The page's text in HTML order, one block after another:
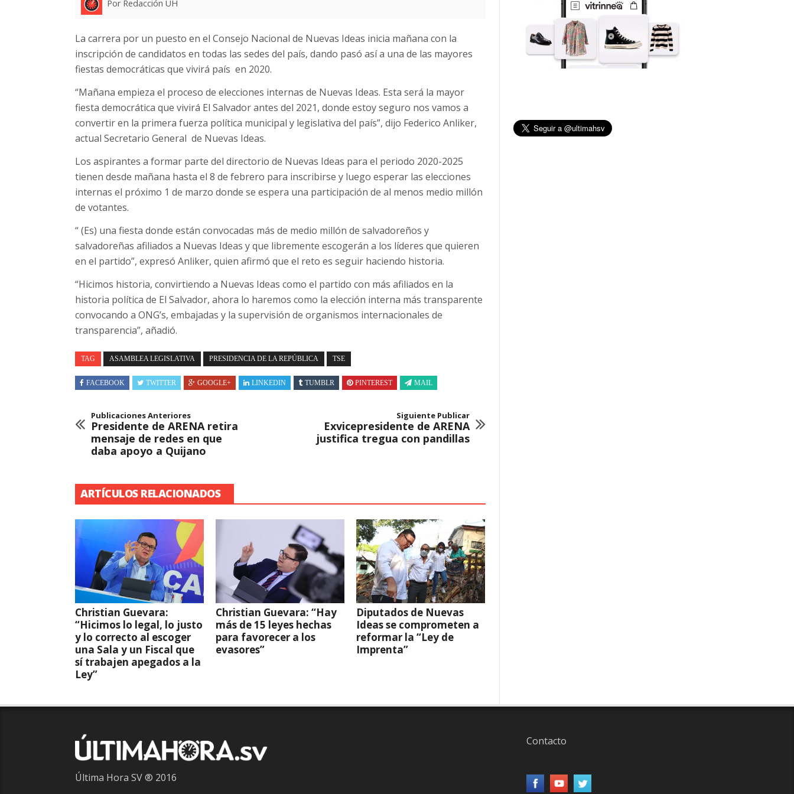
Por Redacción UH
La carrera por un puesto en el Consejo Nacional de Nuevas Ideas inicia mañana con la
inscripción de candidatos en todas las sedes del país, dando pasó así a una de las mayores
fiestas democráticas que vivirá país en 2020.
“Mañana empieza el proceso de elecciones internas de Nuevas Ideas. Esta será la mayor
fiesta democrática que vivirá El Salvador antes del 2021, donde estoy seguro nos vamos a
convertir en la primera fuerza política municipal y legislativa del país”, dijo Federico Anliker,
actual Secretario General de Nuevas Ideas.
Los aspirantes a formar parte del directorio de Nuevas Ideas para el periodo 2020-2025
tienen desde mañana hasta el 8 de febrero para inscribirse y luego esperar las elecciones
internas el próximo 1 de marzo donde se espera una participación de al menos medio millón
de votantes.
“ (Es) una fiesta donde están convocadas más de medio millón de salvadoreños y
salvadoreñas afiliados a Nuevas Ideas y que libremente escogerán a los líderes que quieren
en el partido”, expresó Anliker, quien afirmó que el reto es seguir haciendo historia.
“Hicimos historia, convirtiendo a Nuevas Ideas como el partido con más afiliados en la
historia política de El Salvador, ahora lo haremos como la elección interna más transparente
convocando a ONG’s, embajadas y la supervisión de organismos internacionales de
transparencia”, añadió.
TAG ASAMBLEA LEGISLATIVA PRESIDENCIA DE LA REPÚBLICA TSE
FACEBOOK TWITTER GOOGLE+ LINKEDIN TUMBLR PINTEREST MAIL
Publicaciones Anteriores
Presidente de ARENA retira
mensaje de redes en que
daba apoyo a Quijano
Siguiente Publicar
Exvicepresidente de ARENA
justifica tregua con pandillas
ARTÍCULOS RELACIONADOS
Christian Guevara:
“Hicimos lo legal, lo justo
y lo correcto al escoger
una Sala y un Fiscal que
sí trabajen apegados a la
Ley”
Christian Guevara: “Hay
más de 15 leyes hechas
para favorecer a los
evasores”
Diputados de Nuevas
Ideas se comprometen a
reformar la “Ley de
Imprenta”
Última Hora SV ® 2016
Contacto